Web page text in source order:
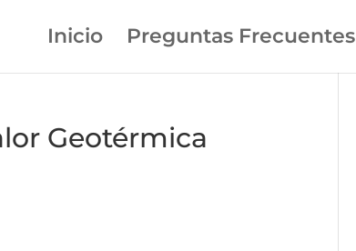
Inicio Preguntas Frecuentes
Geotérmica